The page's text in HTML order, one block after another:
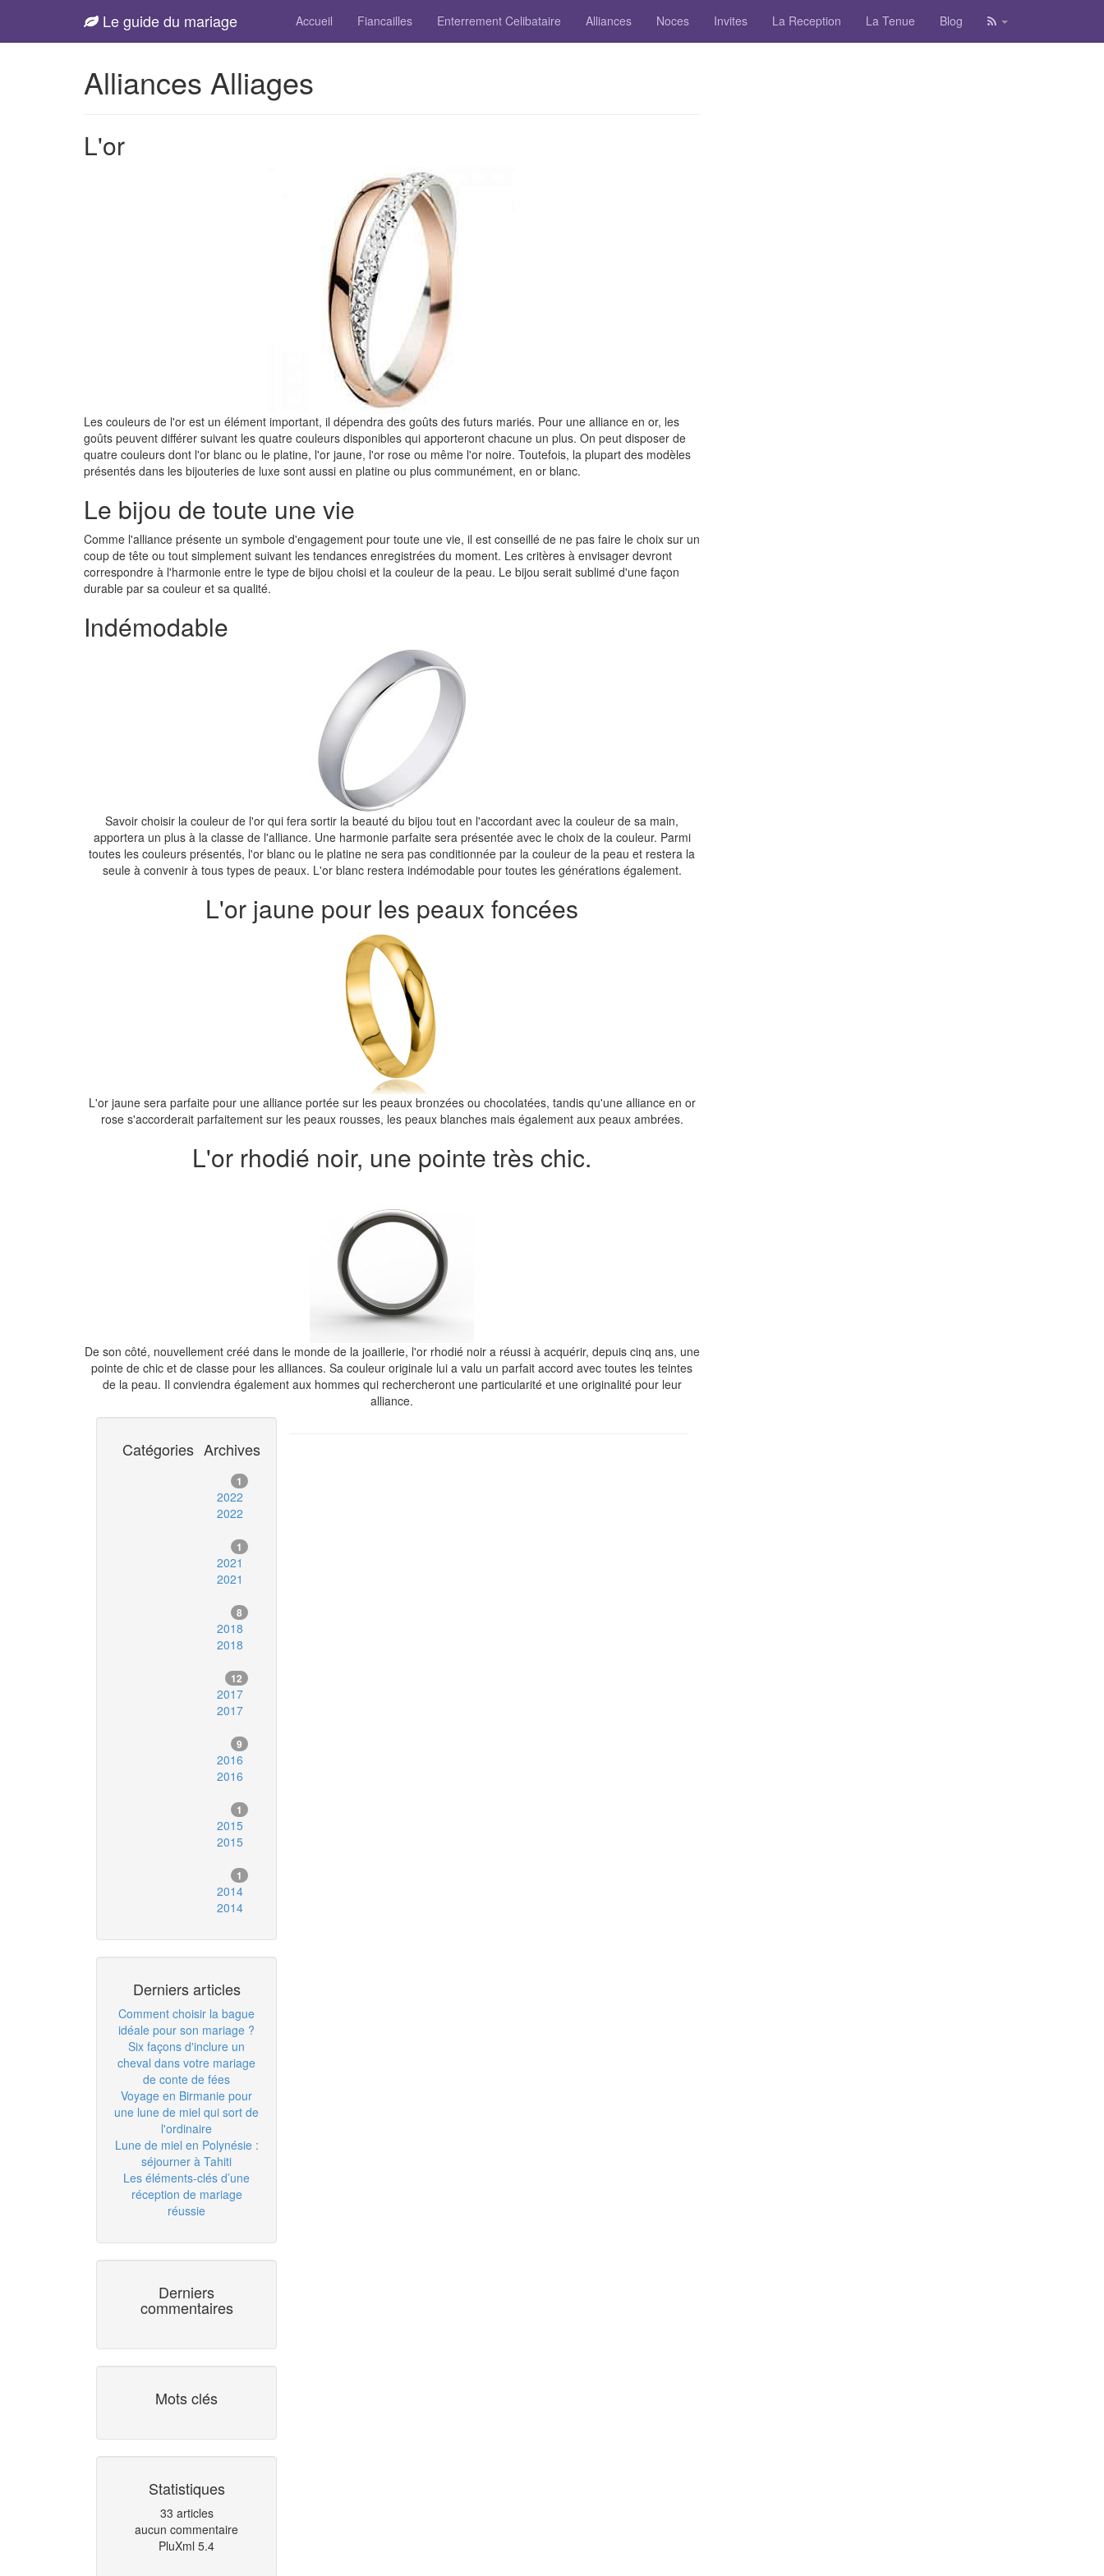
Le guide du mariage Accueil Fiancailles Enterrement Celibataire Alliances Noces Invites La Reception La Tenue Blog
Alliances Alliages
L'or
Les couleurs de l'or est un élément important, il dépendra des goûts des futurs mariés. Pour une alliance en or, les
goûts peuvent différer suivant les quatre couleurs disponibles qui apporteront chacune un plus. On peut disposer de
quatre couleurs dont l'or blanc ou le platine, l'or jaune, l'or rose ou même l'or noire. Toutefois, la plupart des modèles
présentés dans les bijouteries de luxe sont aussi en platine ou plus communément, en or blanc.
Le bijou de toute une vie
Comme l'alliance présente un symbole d'engagement pour toute une vie, il est conseillé de ne pas faire le choix sur un
coup de tête ou tout simplement suivant les tendances enregistrées du moment. Les critères à envisager devront
correspondre à l'harmonie entre le type de bijou choisi et la couleur de la peau. Le bijou serait sublimé d'une façon
durable par sa couleur et sa qualité.
Indémodable
Savoir choisir la couleur de l'or qui fera sortir la beauté du bijou tout en l'accordant avec la couleur de sa main,
apportera un plus à la classe de l'alliance. Une harmonie parfaite sera présentée avec le choix de la couleur. Parmi
toutes les couleurs présentés, l'or blanc ou le platine ne sera pas conditionnée par la couleur de la peau et restera la
seule à convenir à tous types de peaux. L'or blanc restera indémodable pour toutes les générations également.
L'or jaune pour les peaux foncées
L'or jaune sera parfaite pour une alliance portée sur les peaux bronzées ou chocolatées, tandis qu'une alliance en or
rose s'accorderait parfaitement sur les peaux rousses, les peaux blanches mais également aux peaux ambrées.
L'or rhodié noir, une pointe très chic.
De son côté, nouvellement créé dans le monde de la joaillerie, l'or rhodié noir a réussi à acquérir, depuis cinq ans, une
pointe de chic et de classe pour les alliances. Sa couleur originale lui a valu un parfait accord avec toutes les teintes
de la peau. Il conviendra également aux hommes qui rechercheront une particularité et une originalité pour leur
alliance.
Catégories Archives
1
2022
2022
1
2021
2021
8
2018
2018
12
2017
2017
9
2016
2016
1
2015
2015
1
2014
2014
Derniers articles
Comment choisir la bague
idéale pour son mariage ?
Six façons d'inclure un
cheval dans votre mariage
de conte de fées
Voyage en Birmanie pour
une lune de miel qui sort de
l'ordinaire
Lune de miel en Polynésie :
séjourner à Tahiti
Les éléments-clés d’une
réception de mariage
réussie
Derniers
commentaires
Mots clés
Statistiques
33 articles
aucun commentaire
PluXml 5.4